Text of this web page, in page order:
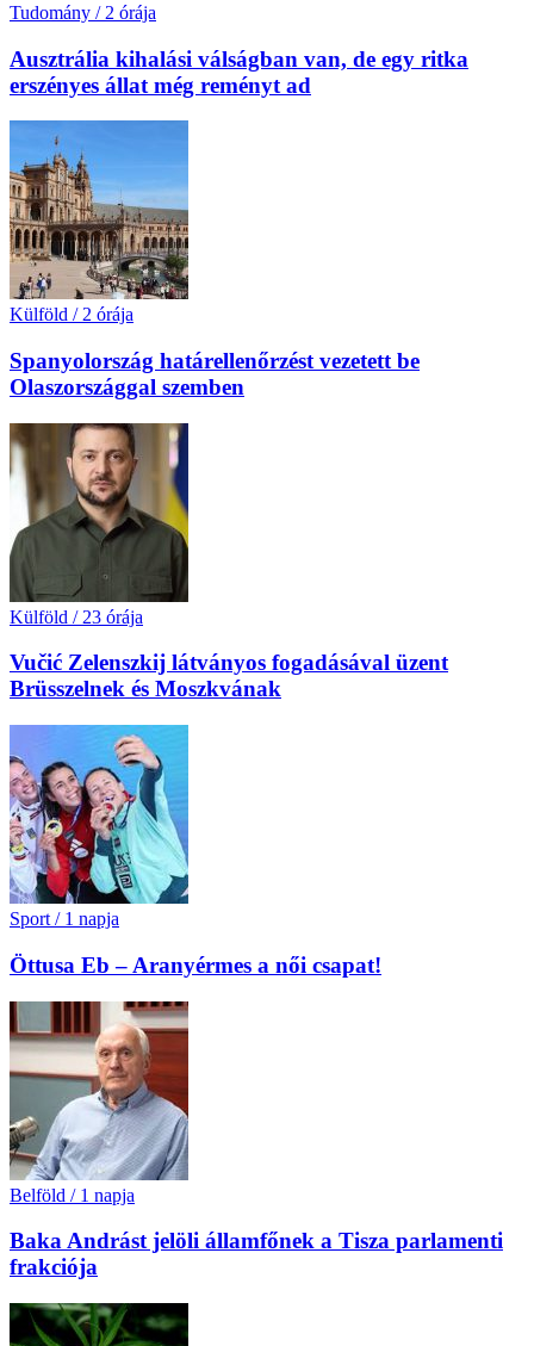
Tudomány / 2 órája
Ausztrália kihalási válságban van, de egy ritka
erszényes állat még reményt ad
Külföld / 2 órája
Spanyolország határellenőrzést vezetett be
Olaszországgal szemben
Külföld / 23 órája
Vučić Zelenszkij látványos fogadásával üzent
Brüsszelnek és Moszkvának
Sport / 1 napja
Öttusa Eb – Aranyérmes a női csapat!
Belföld / 1 napja
Baka Andrást jelöli államfőnek a Tisza parlamenti
frakciója